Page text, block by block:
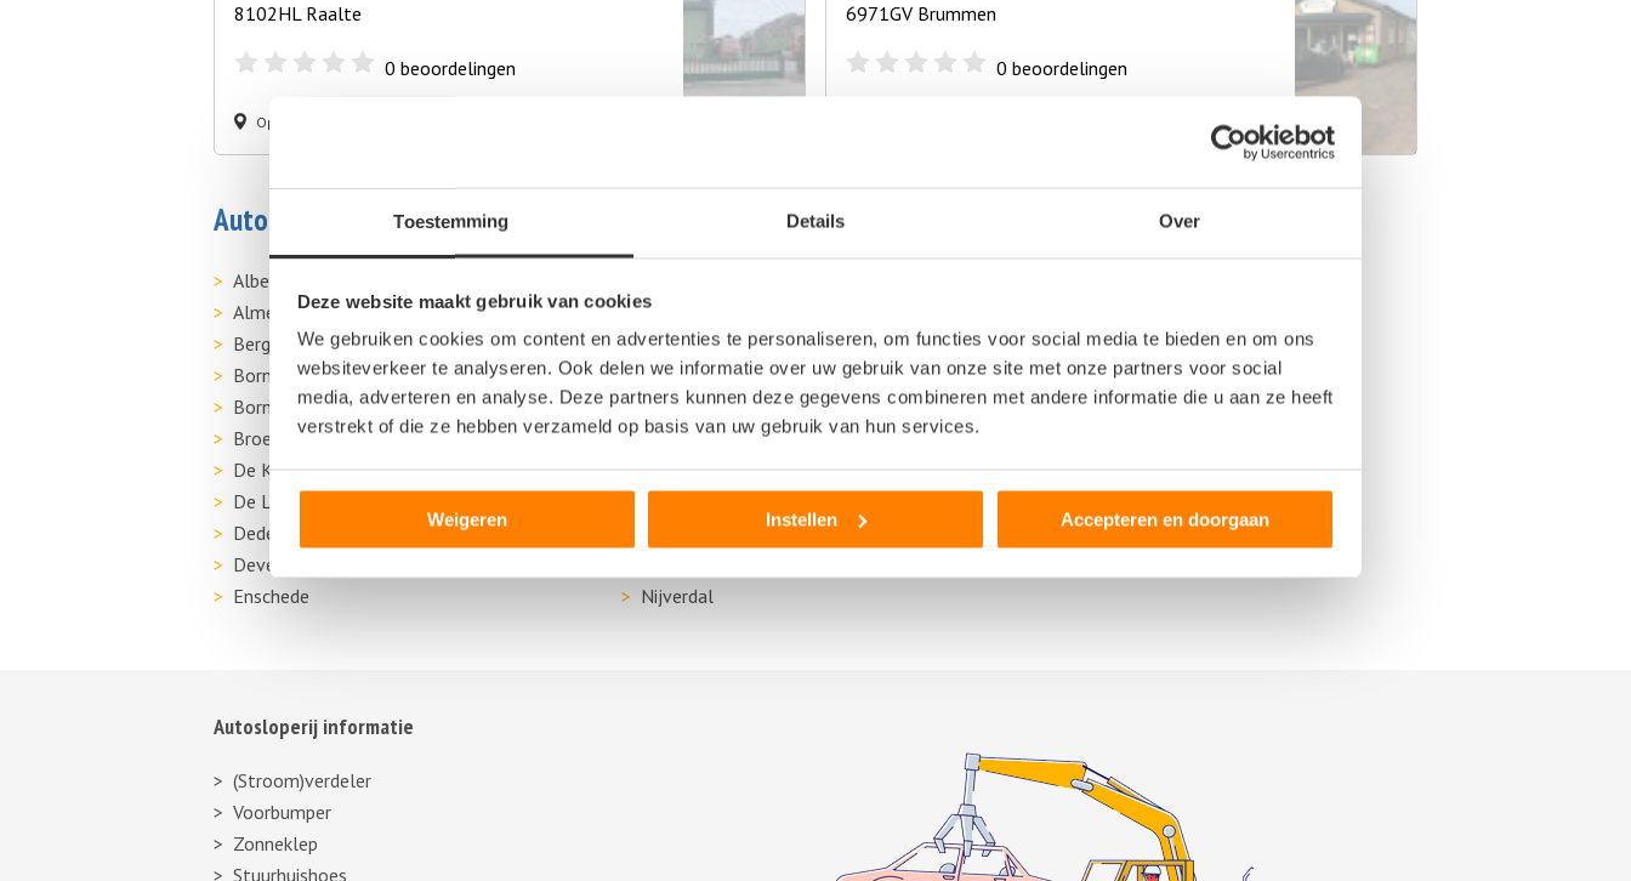
Toestemming Details Over
Deze website maakt gebruik van cookies
We gebruiken cookies om content en advertenties te personaliseren, om functies voor social media te bieden en om ons
websiteverkeer te analyseren. Ook delen we informatie over uw gebruik van onze site met onze partners voor social
media, adverteren en analyse. Deze partners kunnen deze gegevens combineren met andere informatie die u aan ze heeft
verstrekt of die ze hebben verzameld op basis van uw gebruik van hun services.
Weigeren Instellen Accepteren en doorgaan
8102HL Raalte
0 beoordelingen
Op +- 15 km afstand
6971GV Brummen
0 beoordelingen
Autosloperij in de buurt van Deventer
Albergen
Almelo
Bergentheim
Borne
Bornerbroek
Broekland
De Krim
De Lutte
Dedemsvaart
Deventer
Enschede
Ermelo
Geesteren
Haaksbergen
Hardenberg
Hengelo
Nijverdal
Rijssen
Sibculo
Staphorst
Zwolle
Autosloperij informatie
(Stroom)verdeler
Voorbumper
Zonneklep
Stuurhuishoes